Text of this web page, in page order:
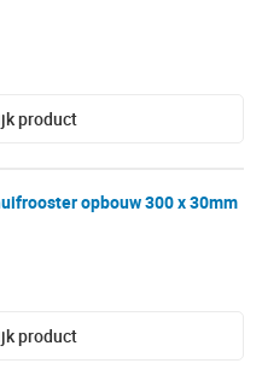
product
opbouw 300 x 30mm
product